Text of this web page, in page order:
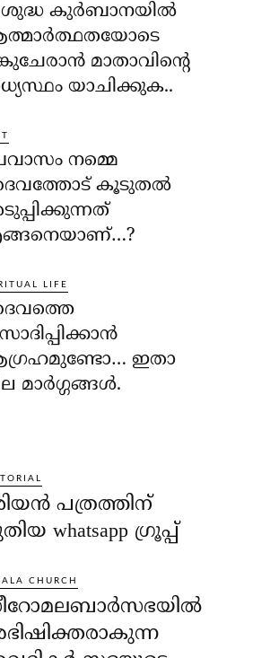
കുര്‍ബാനയില്‍
മാതാവിന്റെ
യാചിക്കുക..
നമ്മെ
കൂടുതല്‍
LIFE
ഇതാ
മാര്‍ഗ്ഗങ്ങള്‍.
പത്രത്തിന്
whatsapp ഗ്രൂപ്പ്
CHURCH